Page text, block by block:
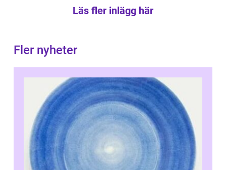
Läs fler inlägg här
Fler nyheter